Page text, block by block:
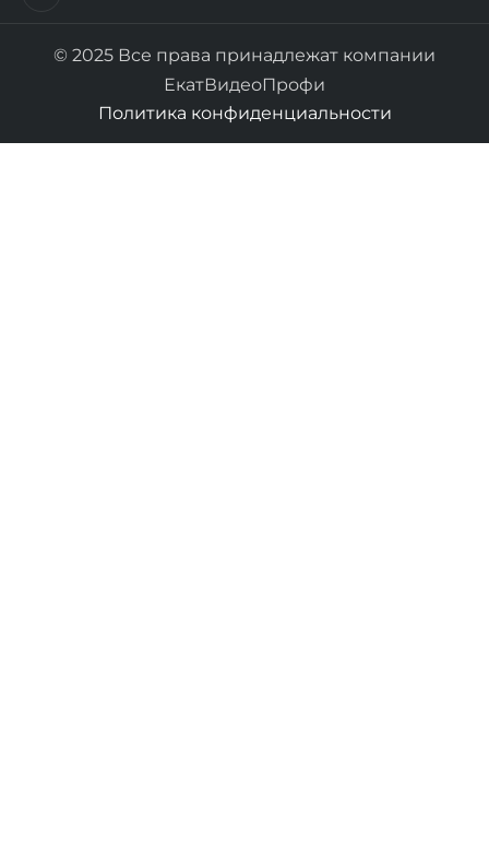
© 2025 Все права принадлежат компании
ЕкатВидеоПрофи
Политика конфиденциальности